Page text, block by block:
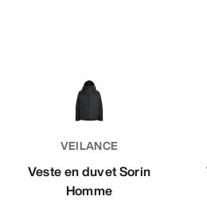
VEILANCE
Veste en duvet Sorin
Homme